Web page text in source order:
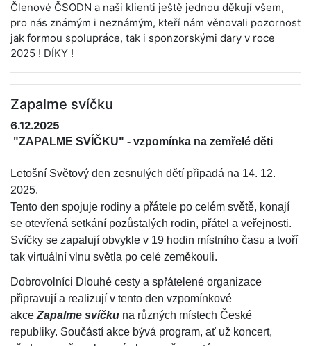
Členové ČSODN a naši klienti ještě jednou děkují všem,
pro nás známým i neznámým, kteří nám věnovali pozornost
jak formou spolupráce, tak i sponzorskými dary v roce
2025 ! DÍKY !
Zapalme svíčku
6.12.2025
"ZAPALME SVÍČKU" - vzpomínka na zemřelé děti
Letošní Světový den zesnulých dětí připadá na 14. 12.
2025.
Tento den spojuje rodiny a přátele po celém světě, konají
se otevřená setkání pozůstalých rodin, přátel a veřejnosti.
Svíčky se zapalují obvykle v 19 hodin místního času a tvoří
tak virtuální vlnu světla po celé zeměkouli.
Dobrovolníci Dlouhé cesty a spřátelené organizace
připravují a realizují v tento den vzpomínkové
akce Zapalme svíčku na různých místech České
republiky. Součástí akce bývá program, ať už koncert,